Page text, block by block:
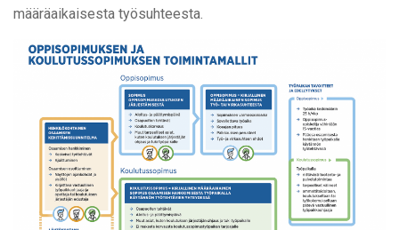
määräaikaisesta työsuhteesta.